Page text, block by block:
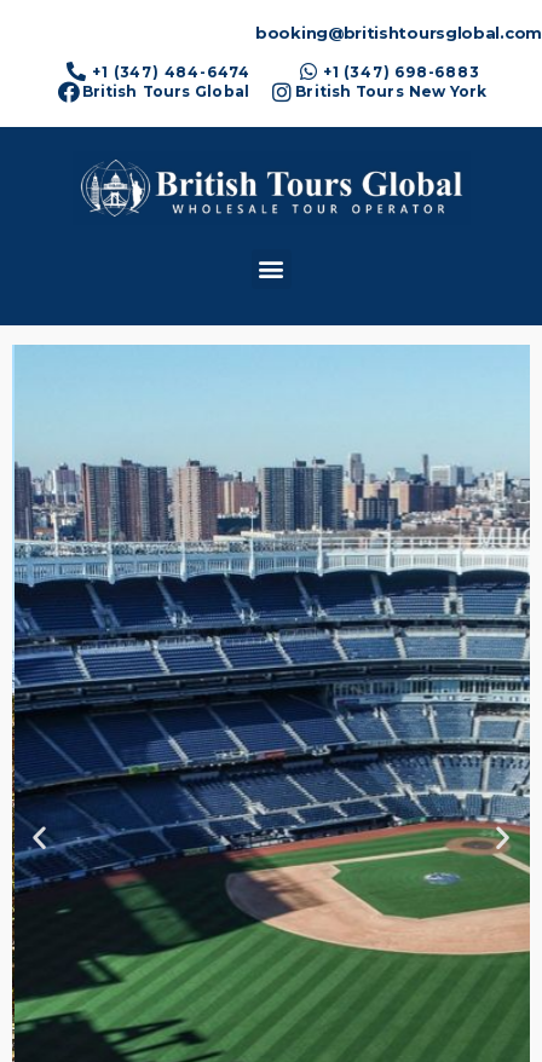
booking@britishtoursglobal.com
+1 (347) 484-6474
+1 (347) 698-6883
British Tours Global
British Tours New York
TOUR DE
CONTRASTES